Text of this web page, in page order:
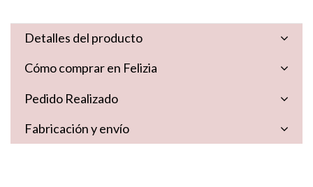
Detalles del producto
Cómo comprar en Felizia
Pedido Realizado
Fabricación y envío